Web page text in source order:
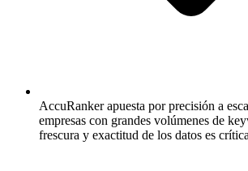
AccuRanker apuesta por precisión a
empresas con grandes volúmenes de
frescura y exactitud de los datos es